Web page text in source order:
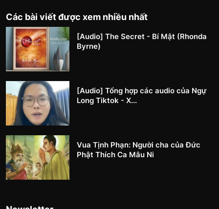
Các bài viết được xem nhiều nhất
[Audio] The Secret - Bí Mật (Rhonda
Byrne)
[Audio] Tổng hợp các audio của Ngự
Long Tiktok - X...
Vua Tịnh Phạn: Người cha của Đức
Phật Thích Ca Mâu Ni